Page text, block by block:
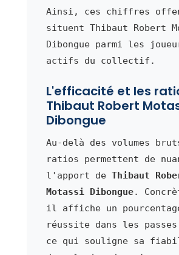
Ainsi, ces chiffres
situent Thibaut Robert
Dibongue parmi les
actifs du collectif.
L'efficacité et les
Thibaut Robert
Dibongue
Au-delà des volumes
ratios permettent de
l'apport de Thibaut
Motassi Dibongue.
il affiche un
réussite dans les passes
ce qui souligne sa